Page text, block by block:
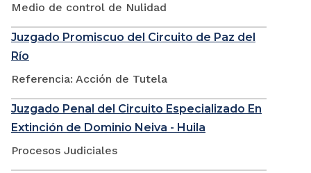
Medio de control de Nulidad
Juzgado Promiscuo del Circuito de Paz del
Río
Referencia: Acción de Tutela
Juzgado Penal del Circuito Especializado En
Extinción de Dominio Neiva - Huila
Procesos Judiciales